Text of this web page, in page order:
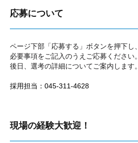
応募について
ページ下部「応募する」ボタンを押下し、
必要事項をご記入のうえご応募ください。
後日、選考の詳細についてご案内します。
採用担当：045-311-4628
現場の経験大歓迎！